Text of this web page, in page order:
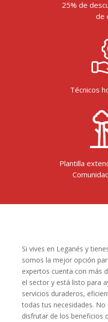
25% de
de
Técnicos
Plantilla
Si vives en Leganés y
somos la mejor opción
expertos cuenta con más
el sector y está listo para
servicios duraderos,
todas tus necesidades.
disfrutar de los beneficios